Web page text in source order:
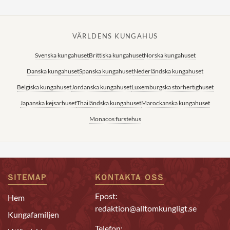
VÄRLDENS KUNGAHUS
Svenska kungahusetBrittiska kungahusetNorska kungahuset
Danska kungahusetSpanska kungahusetNederländska kungahuset
Belgiska kungahusetJordanska kungahusetLuxemburgska storhertighuset
Japanska kejsarhusetThailändska kungahusetMarockanska kungahuset
Monacos furstehus
SITEMAP
Hem
Kungafamiljen
KONTAKTA OSS
Epost:
redaktion@alltomkungligt.se